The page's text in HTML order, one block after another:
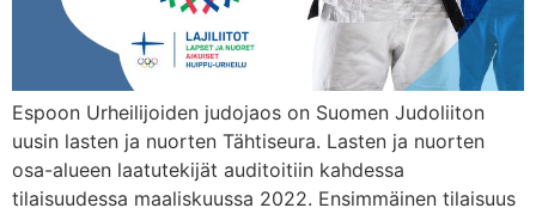
Espoon Urheilijoiden judojaos on Suomen Judoliiton
uusin lasten ja nuorten Tähtiseura. Lasten ja nuorten
osa-alueen laatutekijät auditoitiin kahdessa
tilaisuudessa maaliskuussa 2022. Ensimmäinen tilaisuus